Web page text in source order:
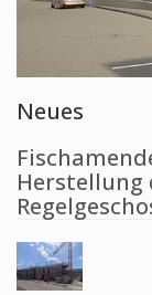
Neues
Herstellung